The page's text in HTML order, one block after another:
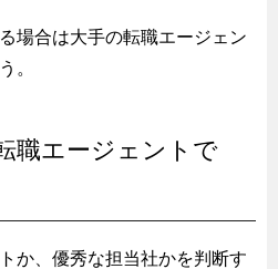
場合は大手の転職エージェン
。
職エージェントで
か、優秀な担当社かを判断す